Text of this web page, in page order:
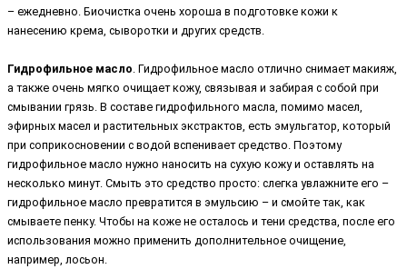
– ежедневно. Биочистка очень хороша в подготовке кожи к
нанесению крема, сыворотки и других средств.
Гидрофильное масло . Гидрофильное масло отлично снимает макияж,
а также очень мягко очищает кожу, связывая и забирая с собой при
смывании грязь. В составе гидрофильного масла, помимо масел,
эфирных масел и растительных экстрактов, есть эмульгатор, который
при соприкосновении с водой вспенивает средство. Поэтому
гидрофильное масло нужно наносить на сухую кожу и оставлять на
несколько минут. Смыть это средство просто: слегка увлажните его –
гидрофильное масло превратится в эмульсию – и смойте так, как
смываете пенку. Чтобы на коже не осталось и тени средства, после его
использования можно применить дополнительное очищение,
например, лосьон.